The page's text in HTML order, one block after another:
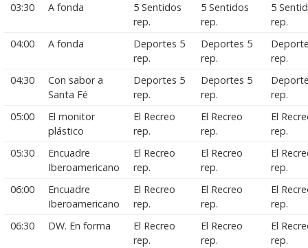
03:30
A fonda
5 Sentidos
rep.
5 Sentidos
rep.
5
rep.
04:00
A fonda
Deportes 5
rep.
Deportes 5
rep.
rep.
04:30
Con sabor a
Santa Fé
Deportes 5
rep.
Deportes 5
rep.
rep.
05:00
El monitor
plástico
El Recreo
rep.
El Recreo
rep.
El
rep.
05:30
Encuadre
Iberoamericano
El Recreo
rep.
El Recreo
rep.
El
rep.
06:00
Encuadre
Iberoamericano
El Recreo
rep.
El Recreo
rep.
El
rep.
06:30
DW. En forma
El Recreo
rep.
El Recreo
rep.
El
rep.